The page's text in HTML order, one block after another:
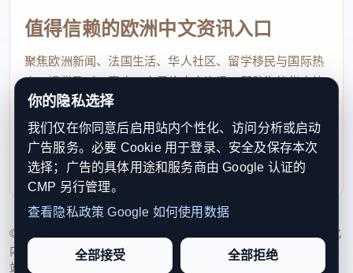
值得信赖的欧洲中文资讯入口
聚焦欧洲新闻、法国生活、华人社区、留学移民与国际热
点，提供及时、真实、实用的中文资讯，帮助海外华人快
速了解欧洲动态。
contact@xinouzhou.com
服务支持、版权与合作：工作日优先处理站务、投稿与权
利通知
© 2026 新欧洲·欧洲头条. All Rights Reserved. 本网站持续优化
内容透明度、联系方式与用户权利说明，以提升品牌信任感和
站点完整度。
你的隐私选择
我们仅在你同意后启用站内个性化、访问分析或启动
广告服务。必要 Cookie 用于登录、安全及保存本次
选择；广告的具体用途和服务商由 Google 认证的
CMP 另行管理。
查看隐私政策 Google 如何使用数据
全部接受 全部拒绝